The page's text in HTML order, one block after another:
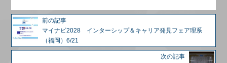
前の記事
マイナビ2028 インターシップ＆キャリア発見フェア理系
（福岡）6/21
次の記事